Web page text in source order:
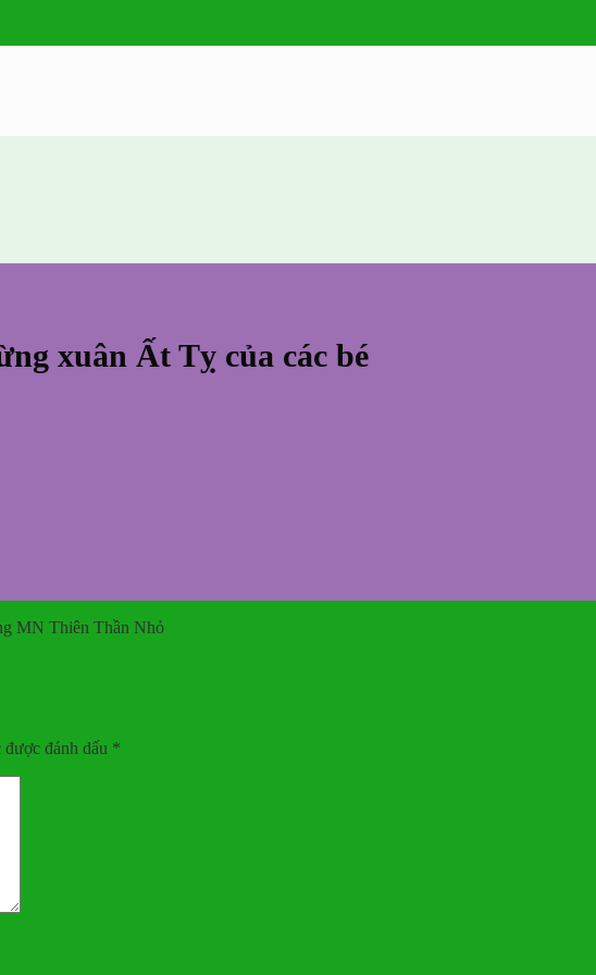
xuân Ất Tỵ của các bé
MN Thiên Thần Nhỏ
đánh dấu *